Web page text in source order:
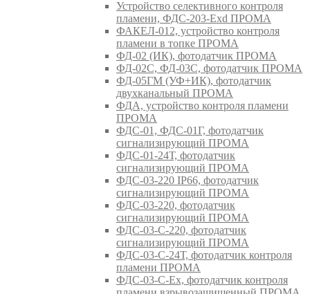
Устройство селективного контроля
пламени, ФДС-203-Exd ПРОМА
ФАКЕЛ-012, устройство контроля
пламени в топке ПРОМА
ФД-02 (ИК), фотодатчик ПРОМА
ФД-02С, ФД-03С, фотодатчик ПРОМА
ФД-05ГМ (УФ+ИК), фотодатчик
двухканальный ПРОМА
ФДА, устройство контроля пламени
ПРОМА
ФДС-01, ФДС-01Г, фотодатчик
сигнализирующий ПРОМА
ФДС-01-24Т, фотодатчик
сигнализирующий ПРОМА
ФДС-03-220 IP66, фотодатчик
сигнализирующий ПРОМА
ФДС-03-220, фотодатчик
сигнализирующий ПРОМА
ФДС-03-С-220, фотодатчик
сигнализирующий ПРОМА
ФДС-03-С-24Т, фотодатчик контроля
пламени ПРОМА
ФДС-03-С-Ex, фотодатчик контроля